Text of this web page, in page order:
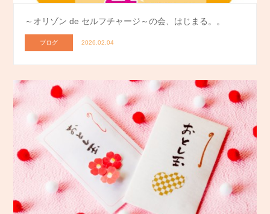
～オリゾン de セルフチャージ～の会、はじまる。。
ブログ 2026.02.04